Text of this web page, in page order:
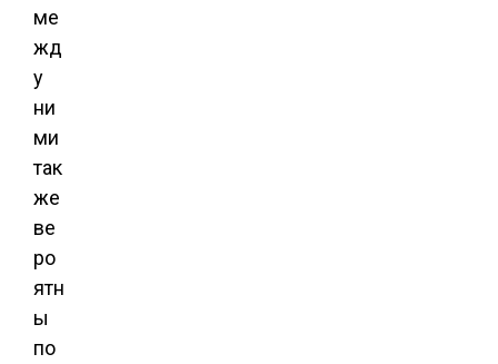
ме
жд
у
ни
ми
так
же
ве
ро
ятн
ы
по